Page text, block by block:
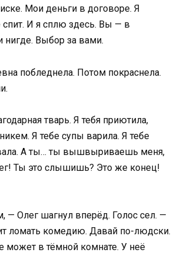
Мои деньги в договоре. Я
И я сплю здесь. Вы — в
нигде. Выбор за вами.
побледнела. Потом покраснела.
тварь. Я тебя приютила,
Я тебе супы варила. Я тебе
А ты… ты вышвыриваешь меня,
Ты это слышишь? Это же конец!
Олег шагнул вперёд. Голос сел. —
ломать комедию. Давай по-людски.
может в тёмной комнате. У неё